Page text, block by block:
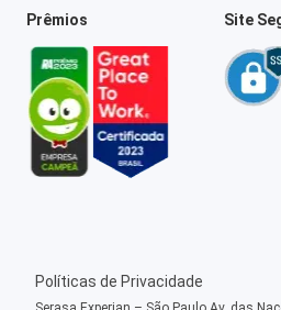
Prêmios Site
Políticas de Privacidade